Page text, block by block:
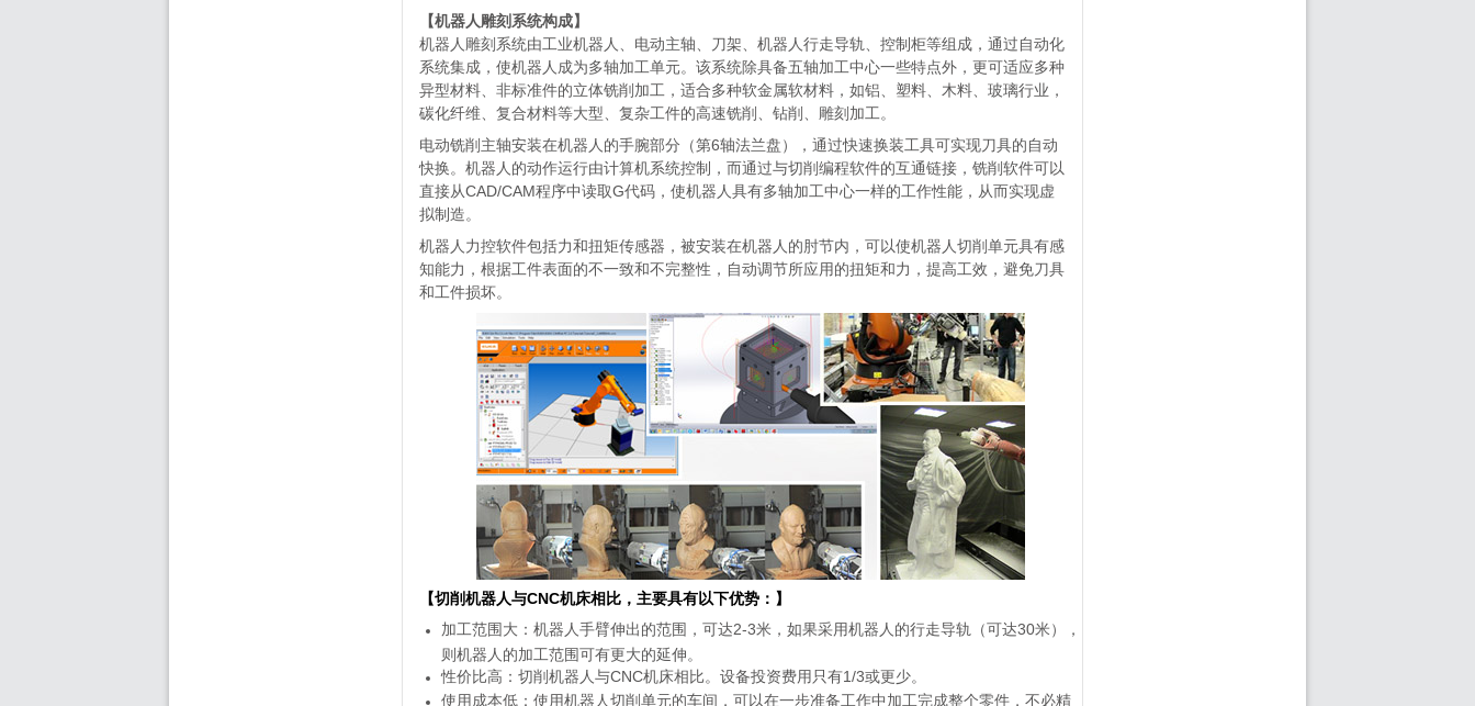
【机器人雕刻系统构成】
机器人雕刻系统由工业机器人、电动主轴、刀架、机器人行走导轨、控制柜等组成，通过自动化
系统集成，使机器人成为多轴加工单元。该系统除具备五轴加工中心一些特点外，更可适应多种
异型材料、非标准件的立体铣削加工，适合多种软金属软材料，如铝、塑料、木料、玻璃行业，
碳化纤维、复合材料等大型、复杂工件的高速铣削、钻削、雕刻加工。
电动铣削主轴安装在机器人的手腕部分（第6轴法兰盘），通过快速换装工具可实现刀具的自动
快换。机器人的动作运行由计算机系统控制，而通过与切削编程软件的互通链接，铣削软件可以
直接从CAD/CAM程序中读取G代码，使机器人具有多轴加工中心一样的工作性能，从而实现虚
拟制造。
机器人力控软件包括力和扭矩传感器，被安装在机器人的肘节内，可以使机器人切削单元具有感
知能力，根据工件表面的不一致和不完整性，自动调节所应用的扭矩和力，提高工效，避免刀具
和工件损坏。
【切削机器人与CNC机床相比，主要具有以下优势：】
加工范围大：机器人手臂伸出的范围，可达2-3米，如果采用机器人的行走导轨（可达30米），
则机器人的加工范围可有更大的延伸。
性价比高：切削机器人与CNC机床相比。设备投资费用只有1/3或更少。
使用成本低：使用机器人切削单元的车间，可以在一步准备工作中加工完成整个零件，不必精